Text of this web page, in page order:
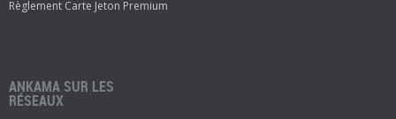
Règlement Carte Jeton Premium
ANKAMA SUR LES
RÉSEAUX